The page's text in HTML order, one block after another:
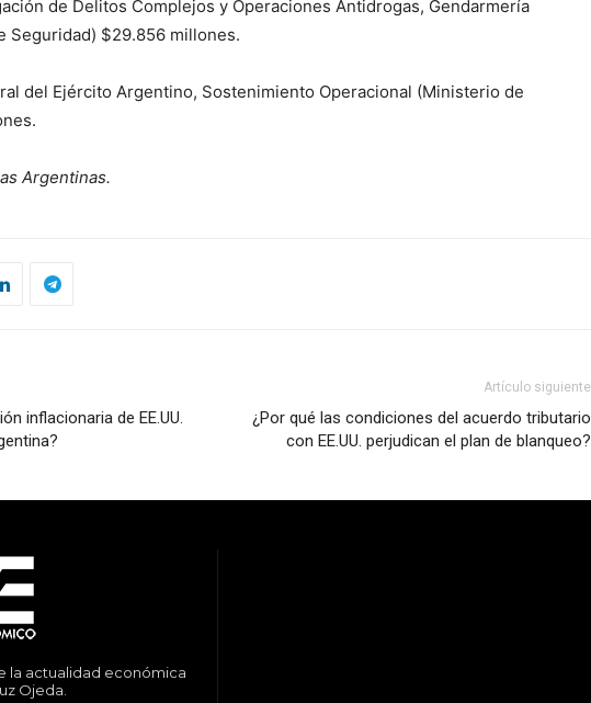
de Delitos Complejos y Operaciones Antidrogas, Gendarmería
Seguridad) $29.856 millones.
del Ejército Argentino, Sostenimiento Operacional (Ministerio de
Argentinas.
inflacionaria de EE.UU.
Artículo siguiente
¿Por qué las condiciones del acuerdo tributario
con EE.UU. perjudican el plan de blanqueo?
la actualidad económica
Ojeda.